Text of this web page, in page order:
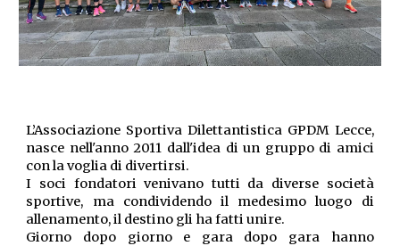
L’Associazione Sportiva Dilettantistica GPDM Lecce,
nasce nell'anno 2011 dall'idea di un gruppo di amici
con la voglia di divertirsi.
I soci fondatori venivano tutti da diverse società
sportive, ma condividendo il medesimo luogo di
allenamento, il destino gli ha fatti unire.
Giorno dopo giorno e gara dopo gara hanno